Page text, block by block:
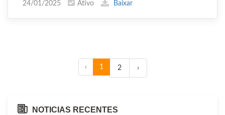
24/01/2025 Ativo Baixar
‹ 1 2 ›
NOTICIAS RECENTES